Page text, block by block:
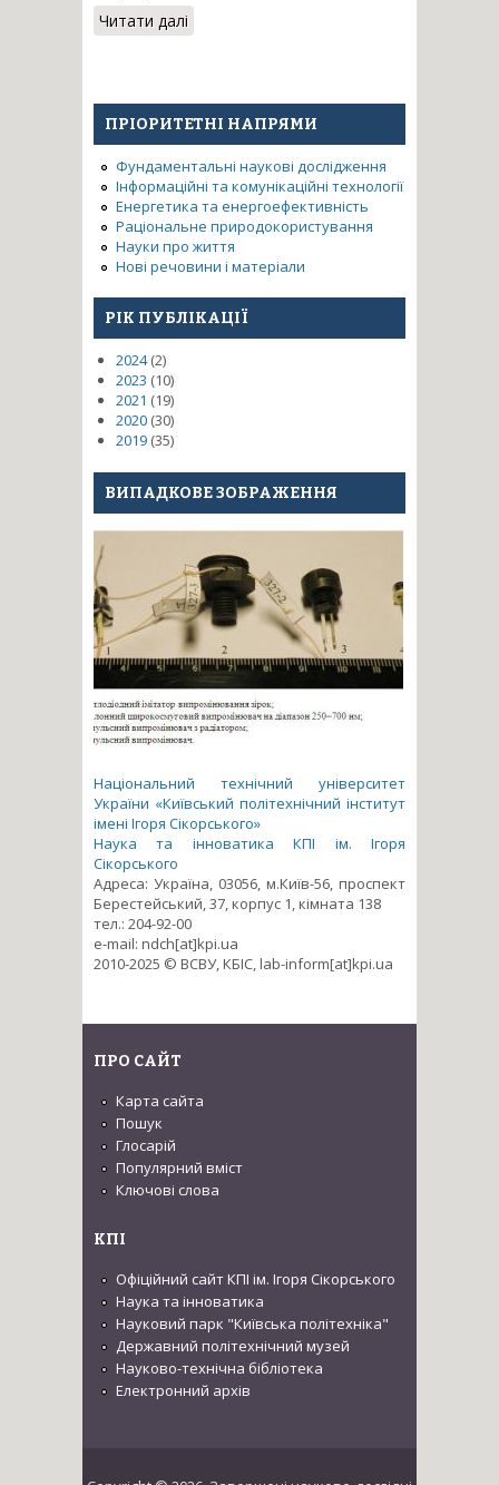
Читати далі
проектування процесів
в’язкопластичному
деформуванні гомогенних,
евтектичнозміцнених та
порошкових матеріалів
ПРІОРИТЕТНІ НАПРЯМИ
Фундаментальні наукові дослідження
Інформаційні та комунікаційні технології
Енергетика та енергоефективність
Раціональне природокористування
Науки про життя
Нові речовини і матеріали
РІК ПУБЛІКАЦІЇ
2024(2)
2023 (10)
2021 (19)
2020 (30)
2019 (35)
ВИПАДКОВЕ ЗОБРАЖЕННЯ
Національний технічний університет
України «Київський політехнічний інститут
імені Ігоря Сікорського»
Наука та інноватика КПІ ім. Ігоря
Сікорського
Адреса: Україна, 03056, м.Київ-56, проспект
Берестейський, 37, корпус 1, кімната 138
тел.: 204-92-00
e-mail: ndch[at]kpi.ua
2010-2025 © ВСВУ, КБІС, lab-inform[at]kpi.ua
ПРО САЙТ
Карта сайта
Пошук
Глосарій
Популярний вміст
Ключові слова
КПІ
Офіційний сайт КПІ ім. Ігоря Сікорського
Наука та інноватика
Науковий парк "Київська політехніка"
Державний політехнічний музей
Науково-технічна бібліотека
Електронний архів